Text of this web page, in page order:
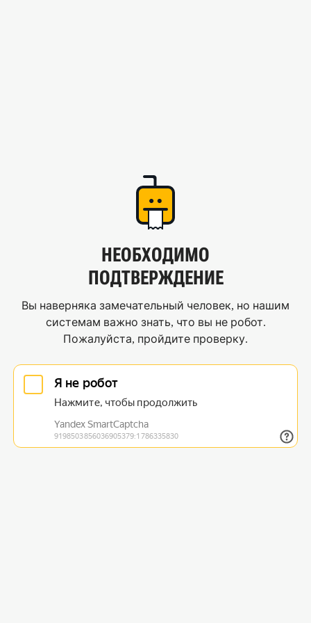
НЕОБХОДИМО
ПОДТВЕРЖДЕНИЕ
Вы наверняка замечательный человек, но нашим
системам важно знать, что вы не робот.
Пожалуйста, пройдите проверку.